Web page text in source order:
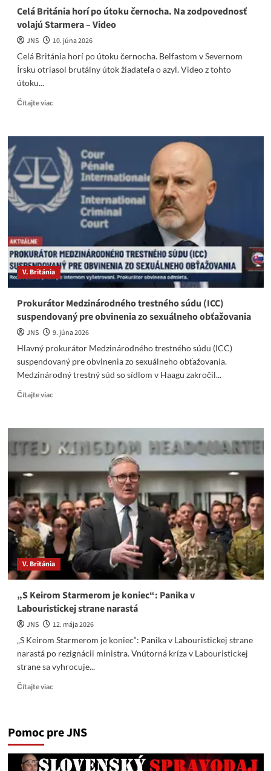
Celá Británia horí po útoku černocha. Na zodpovednosť
volajú Starmera – Video
JNS
10. júna 2026
Celá Británia horí po útoku černocha. Belfastom v Severnom
Írsku otriasol brutálny útok žiadateľa o azyl. Video z tohto
útoku...
Čítajte viacRead
Celá
Británia
horí
po
útoku
černocha.
Na
zodpovednosť
–
Video
V. Británia
Prokurátor Medzinárodného trestného súdu (ICC)
suspendovaný pre obvinenia zo sexuálneho obťažovania
JNS
9. júna 2026
Hlavný prokurátor Medzinárodného trestného súdu (ICC)
suspendovaný pre obvinenia zo sexuálneho obťažovania.
Medzinárodný trestný súd so sídlom v Haagu zakročil...
Čítajte viacRead
Prokurátor
Medzinárodného
trestného
(ICC)
suspendovaný
pre
obvinenia
zo
sexuálneho
obťažovania
V. Británia
„S Keirom Starmerom je koniec“: Panika v
Labouristickej strane narastá
JNS
12. mája 2026
„S Keirom Starmerom je koniec“: Panika v Labouristickej strane
narastá po rezignácii ministra. Vnútorná kríza v Labouristickej
strane sa vyhrocuje...
Čítajte viacRead
Keirom
je
koniec“:
Pomoc pre JNS